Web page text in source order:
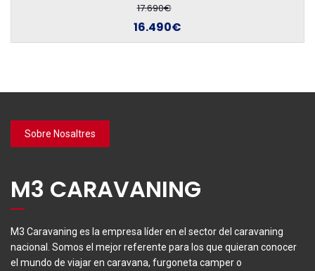
17.690€
16.490€
Sobre Nosaltres
M3 CARAVANING
M3 Caravaning es la empresa líder en el sector del caravaning
nacional. Somos el mejor referente para los que quieran conocer
el mundo de viajar en caravana, furgoneta camper o